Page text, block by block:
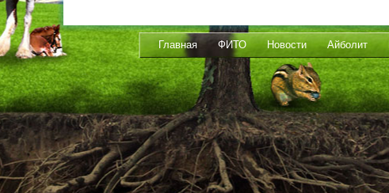
Главная ФИТО Новости Айболит